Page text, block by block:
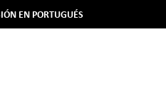
EN PORTUGUÉS